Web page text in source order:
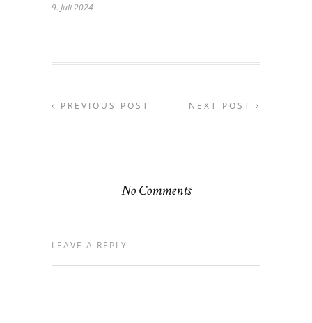
9. Juli 2024
PREVIOUS POST NEXT POST
No Comments
LEAVE A REPLY